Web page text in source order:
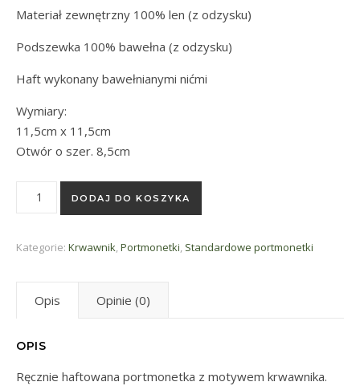
Materiał zewnętrzny 100% len (z odzysku)
Podszewka 100% bawełna (z odzysku)
Haft wykonany bawełnianymi nićmi
Wymiary:
11,5cm x 11,5cm
Otwór o szer. 8,5cm
ilość Portmonetka Krwawnik
DODAJ DO KOSZYKA
Kategorie: Krwawnik,Portmonetki, Standardowe portmonetki
Opis Opinie (0)
OPIS
Ręcznie haftowana portmonetka z motywem krwawnika.